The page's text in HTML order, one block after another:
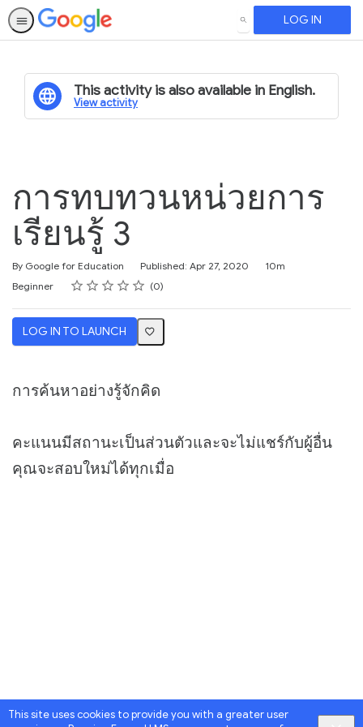
This site uses cookies to provide you with a greater user
SEARCH LOG IN
This activity is also available in English.
View activity
การทบทวนหน่วยการ
เรียนรู้ 3
By Google for Education Published: Apr 27, 2020
Duration
10m
Difficulty
Beginner Rating
1 star
2 stars
3 stars
4 stars
5 stars
Average rating: 0 0
No reviews
LOG IN TO LAUNCH
การค้นหาอย่างรู้จักคิด
คะแนนมีสถานะเป็นส่วนตัวและจะไม่แชร์กับผู้อื่น
คุณจะสอบใหม่ได้ทุกเมื่อ